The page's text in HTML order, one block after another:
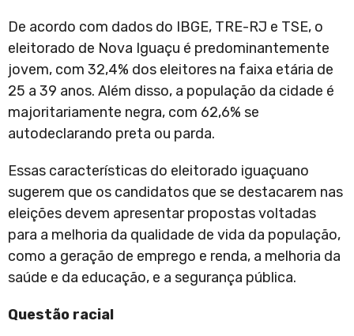
De acordo com dados do IBGE, TRE-RJ e TSE, o
eleitorado de Nova Iguaçu é predominantemente
jovem, com 32,4% dos eleitores na faixa etária de
25 a 39 anos. Além disso, a população da cidade é
majoritariamente negra, com 62,6% se
autodeclarando preta ou parda.
Essas características do eleitorado iguaçuano
sugerem que os candidatos que se destacarem nas
eleições devem apresentar propostas voltadas
para a melhoria da qualidade de vida da população,
como a geração de emprego e renda, a melhoria da
saúde e da educação, e a segurança pública.
Questão racial